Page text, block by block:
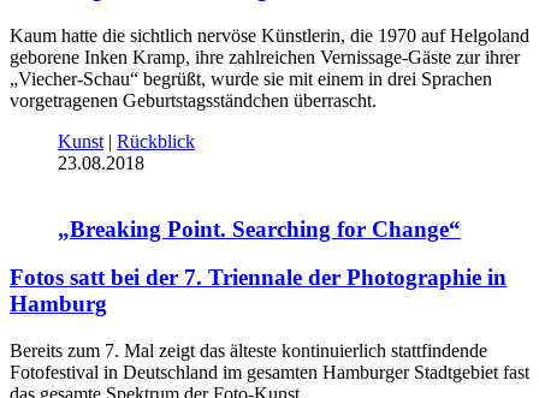
Kaum hatte die sichtlich nervöse Künstlerin, die 1970 auf Helgoland
geborene Inken Kramp, ihre zahlreichen Vernissage-Gäste zur ihrer
„Viecher-Schau“ begrüßt, wurde sie mit einem in drei Sprachen
vorgetragenen Geburtstagsständchen überrascht.
Kunst | Rückblick
23.08.2018
„Breaking Point. Searching for Change“
Fotos satt bei der 7. Triennale der Photographie in
Hamburg
Bereits zum 7. Mal zeigt das älteste kontinuierlich stattfindende
Fotofestival in Deutschland im gesamten Hamburger Stadtgebiet fast
das gesamte Spektrum der Foto-Kunst.